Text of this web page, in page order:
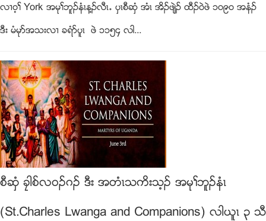
လ႕၀့ႈ York အမုႈဘူဥနံၚန႔ဥလီၚ’ ပွၚစီဆွံ အံၚ အိဥဖ်ဲဥ ထီဥ၀ဲဖဲ ၁၀၉၀ အနံဥ
ဒီး မံမုဏအသးလ႕ ခရံဏပူၚ ဖဲ ၁၁၅၄ လါ...
စီဆံွ ခေါစ္လ၀ဥဂဥ ဒီး အတံၚသကိးသ့ဥ အမုႈဘူဥနံၚ
(St.Charles Lwanga and Companions) လါဎူၚ ၃ သီ